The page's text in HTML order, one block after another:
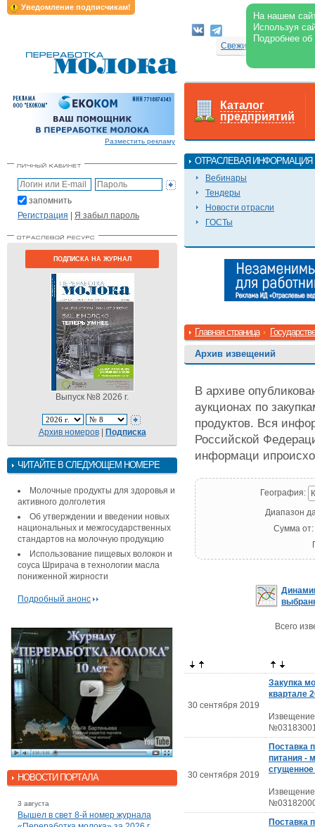
Уведомление подписчикам!
На нашем
Используя
Подробнее
Свежий номер
Разместить рекламу
запомнить
Регистрация | Я забыл пароль
ПОДПИСКА НА ЖУРНАЛ
Выпуск №8 2026 г.
Архив номеров| Подписка
ЧИТАЙТЕ В СЛЕДУЮЩЕМ НОМЕРЕ
Молочные продукты для здоровья и
активного долголетия
Об утверждении и введении новых
национальных и межгосударственных
стандартов на молочную продукцию
Использование пищевых волокон и
соуса Шрирача в технологии масла
пониженной жирности
Подробный анонс
НОВОСТИ ПОРТАЛА
3 августа
Вышел в свет 8-й номер журнала
Каталог
предприятий
ОТРАСЛЕВАЯ ИНФОРМАЦИЯ
Вебинары
Тендеры
Новости отрасли
ГОСТы
Главная страница
Архив извещений
В архиве
аукционах по
продуктов. Вся
Российской
информаци
География:
Диапазон
Сумма от:
Всего
30 сентября 2019
Закупка
квартале
Извещение
30 сентября 2019
Поставка
питания -
Извещение
Поставка